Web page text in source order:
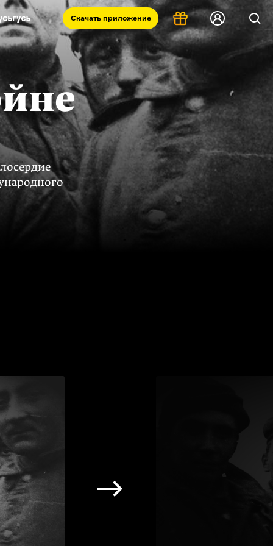
Скачать приложение
Запад и Восток: история культур
такое античность
комната